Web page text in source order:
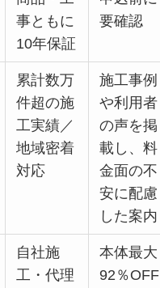
事ともに
10年保証
要確認
累計数万
件超の施
工実績／
地域密着
対応
施工事例
や利用者
の声を掲
載し、料
金面の不
安に配慮
した案内
自社施
工・代理
本体最大
92％OFF